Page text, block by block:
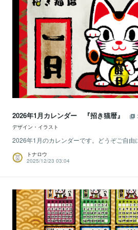
2026年1月カレンダー 『招き猫暦』
デザイン・イラスト
2026年1月のカレンダーです。どうぞご自由
トナロウ
2025/12/23 03:04